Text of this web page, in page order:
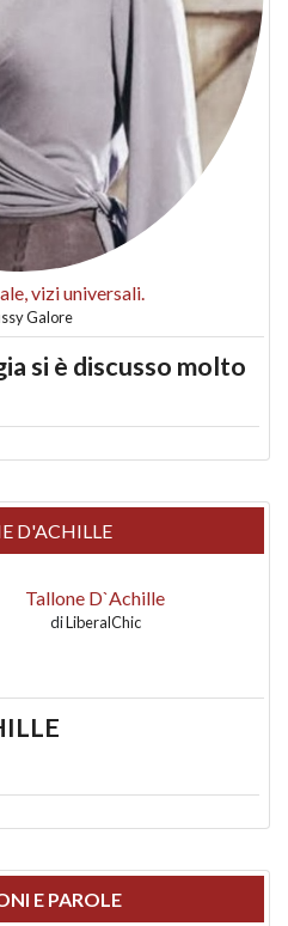
vizi universali.
Galore
si è discusso molto
D'ACHILLE
Tallone D`Achille
diLiberalChic
E PAROLE